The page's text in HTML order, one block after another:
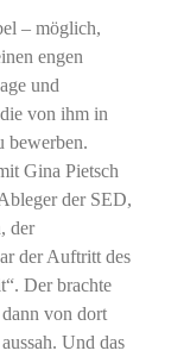
– möglich,
engen
und
von ihm in
bewerben.
Gina Pietsch
der SED,
der
der Auftritt des
Der brachte
von dort
Und das